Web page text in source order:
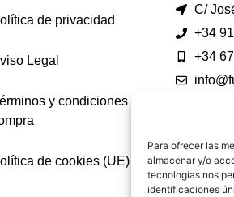
Para ofrecer las
almacenar y/o
tecnologías nos
identificaciones
de privacidad
Legal
y condiciones de
de cookies (UE)
C/
+34
+34